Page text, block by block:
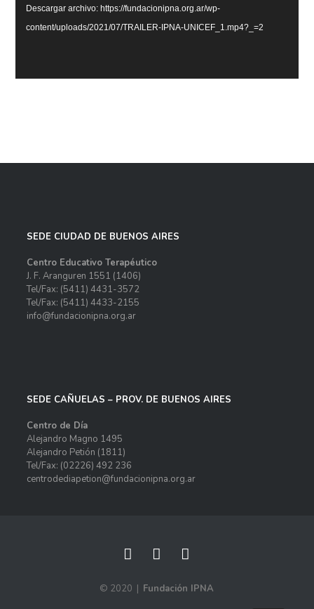
Descargar archivo: https://fundacionipna.org.ar/wp-
content/uploads/2021/07/TRAILER-IPNA-UNICEF_1.mp4?_=2
SEDE CIUDAD DE BUENOS AIRES
Centro Educativo Terapéutico
J. F. Aranguren 1551 (1406)
Tel/Fax: (5411) 4431-3572
Tel/Fax: (5411) 4433-2155
info@fundacionipna.org.ar
SEDE CAÑUELAS – PROV. DE BUENOS AIRES
Centro de Día
Alejandro Magno 1495
Alejandro Petión (1811)
Tel/Fax: (02226) 492 236
centrodediapetion@fundacionipna.org.ar
© 2020 | Fundación IPNA